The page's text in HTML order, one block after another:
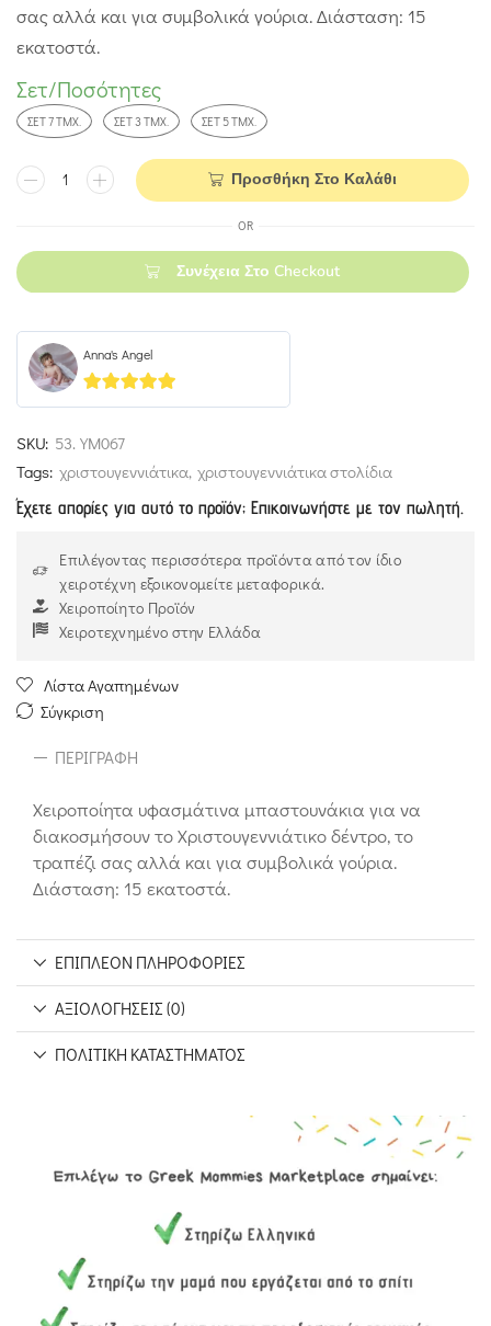
σας αλλά και για συμβολικά γούρια. Διάσταση: 15
εκατοστά.
Σετ/Ποσότητες
ΣΕΤ 7 ΤΜΧ. ΣΕΤ 3 ΤΜΧ. ΣΕΤ 5 ΤΜΧ.
Προσθήκη Στο Καλάθι
OR
Συνέχεια Στο Checkout
Anna's Angel
5out of 5
SKU: 53.YM067
Tags: χριστουγεννιάτικα, χριστουγεννιάτικα στολίδια
Έχετε απορίες για αυτό το προϊόν; Επικοινωνήστε με τον πωλητή.
Επιλέγοντας περισσότερα προϊόντα από τον ίδιο
χειροτέχνη εξοικονομείτε μεταφορικά.
Χειροποίητο Προϊόν
Χειροτεχνημένο στην Ελλάδα
Λίστα Αγαπημένων
Σύγκριση
ΠΕΡΙΓΡΑΦΉ
Χειροποίητα υφασμάτινα μπαστουνάκια για να
διακοσμήσουν το Χριστουγεννιάτικο δέντρο, το
τραπέζι σας αλλά και για συμβολικά γούρια.
Διάσταση: 15 εκατοστά.
ΕΠΙΠΛΈΟΝ ΠΛΗΡΟΦΟΡΊΕΣ
ΑΞΙΟΛΟΓΉΣΕΙΣ (0)
ΠΟΛΙΤΙΚΉ ΚΑΤΑΣΤΉΜΑΤΟΣ